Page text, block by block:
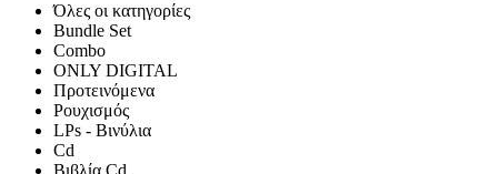
Όλες οι κατηγορίες
Bundle Set
Combo
ONLY DIGITAL
Προτεινόμενα
Ρουχισμός
LPs - Βινύλια
Cd